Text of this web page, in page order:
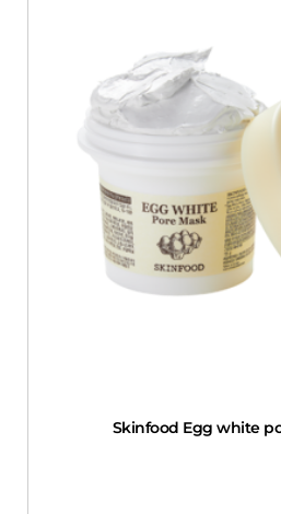
Skinfood Egg white